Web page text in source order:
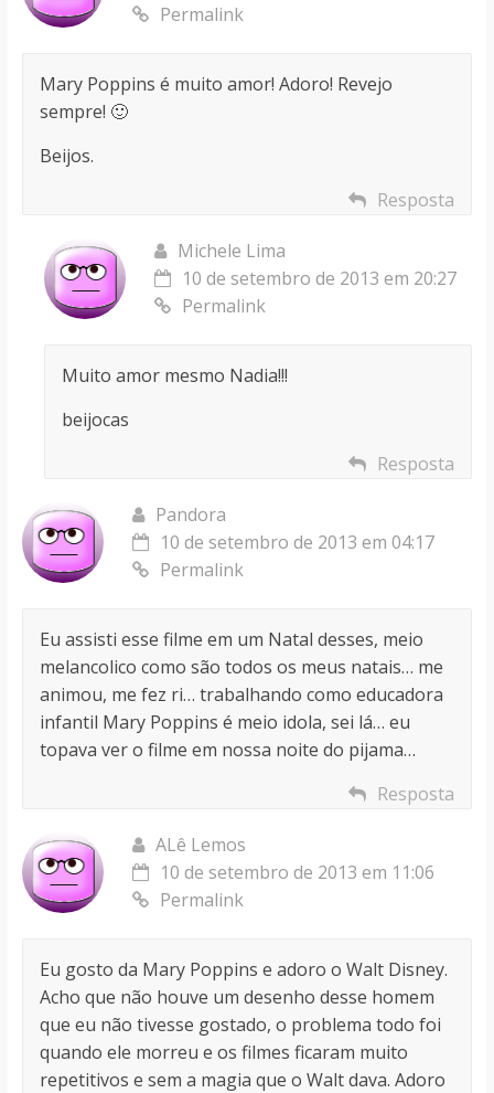
Permalink
Mary Poppins é muito amor! Adoro! Revejo
sempre! 🙂
Beijos.
Resposta
Michele Lima
10 de setembro de 2013 em 20:27
Permalink
Muito amor mesmo Nadia!!!
beijocas
Resposta
Pandora
10 de setembro de 2013 em 04:17
Permalink
Eu assisti esse filme em um Natal desses, meio
melancolico como são todos os meus natais… me
animou, me fez ri… trabalhando como educadora
infantil Mary Poppins é meio idola, sei lá… eu
topava ver o filme em nossa noite do pijama…
Resposta
ALê Lemos
10 de setembro de 2013 em 11:06
Permalink
Eu gosto da Mary Poppins e adoro o Walt Disney.
Acho que não houve um desenho desse homem
que eu não tivesse gostado, o problema todo foi
quando ele morreu e os filmes ficaram muito
repetitivos e sem a magia que o Walt dava. Adoro